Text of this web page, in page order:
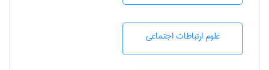
علوم ارتباطات اجتماعی